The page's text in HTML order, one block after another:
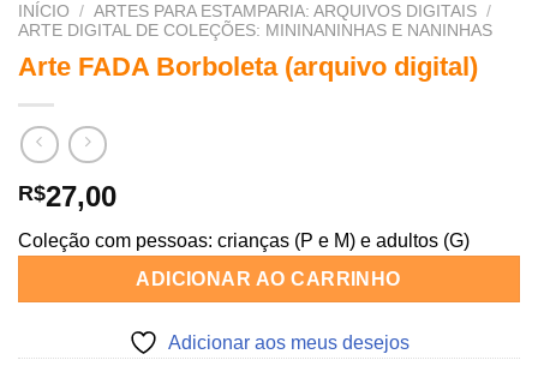
INÍCIO / ARTES PARA ESTAMPARIA: ARQUIVOS DIGITAIS /
ARTE DIGITAL DE COLEÇÕES: MININANINHAS E NANINHAS
Arte FADA Borboleta (arquivo digital)
R$27,00
Coleção com pessoas: crianças (P e M) e adultos (G)
ADICIONAR AO CARRINHO
Adicionar aos meus desejos